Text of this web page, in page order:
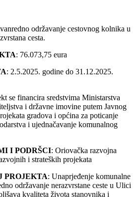
održavanje cestovnog kolnika u
cesta.
: 76.073,75 eura
: 2.5.2025. godine do 31.12.2025.
se financira sredstvima Ministarstva
i državne imovine putem Javnog
gradova i općina za poticanje
i ujednačavanje komunalnog
I PODRŠCI: Oriovačka razvojna
i strateških projekata
PROJEKTA: Unaprjeđenje komunalne
održavanje nerazvrstane ceste u Ulici
kvaliteta života stanovnika i